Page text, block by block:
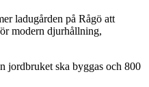
ladugården på Rågö att
modern djurhållning,
jordbruket ska byggas och 800